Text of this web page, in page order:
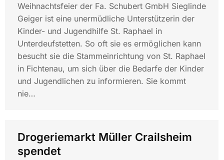
Weihnachtsfeier der Fa. Schubert GmbH Sieglinde
Geiger ist eine unermüdliche Unterstützerin der
Kinder- und Jugendhilfe St. Raphael in
Unterdeufstetten. So oft sie es ermöglichen kann
besucht sie die Stammeinrichtung von St. Raphael
in Fichtenau, um sich über die Bedarfe der Kinder
und Jugendlichen zu informieren. Sie kommt
nie…
Drogeriemarkt Müller Crailsheim
spendet